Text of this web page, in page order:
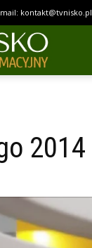
kontakt@tvnisko.pl
2014